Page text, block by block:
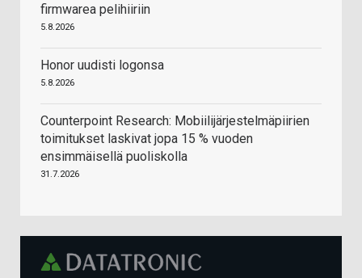
firmwarea pelihiiriin
5.8.2026
Honor uudisti logonsa
5.8.2026
Counterpoint Research: Mobiilijärjestelmäpiirien
toimitukset laskivat jopa 15 % vuoden
ensimmäisellä puoliskolla
31.7.2026